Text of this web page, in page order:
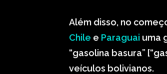
Além disso, no
Chile e Paraguai uma
“gasolina basura”
veículos bolivianos.